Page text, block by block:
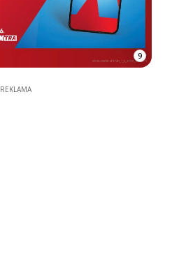
9
REKLAMA